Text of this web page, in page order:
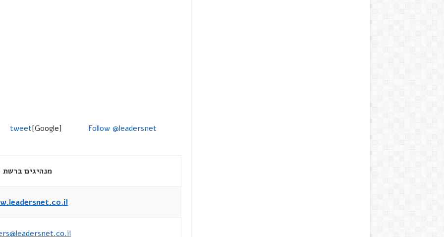
tweet[Google] Follow @leadersnet
מנהיגים ברשת